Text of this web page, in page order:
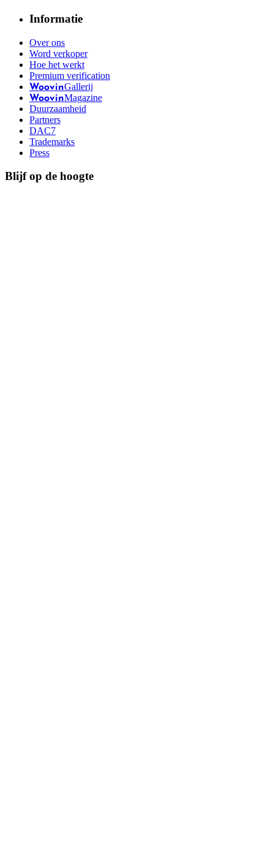
Informatie
Over ons
Word verkoper
Hoe het werkt
Premium verification
WoovinGallerij
WoovinMagazine
Duurzaamheid
Partners
DAC7
Trademarks
Press
Blijf op de hoogte